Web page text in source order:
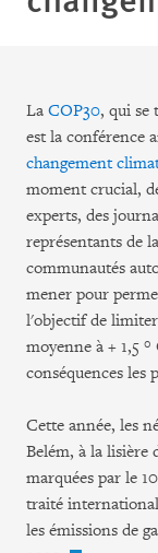
La COP30, qui se
est la conférence
changement
moment crucial,
experts, des
représentants de
communautés
mener pour
l'objectif de limiter
moyenne à + 1,5
conséquences les
Cette année, les
Belém, à la lisière
marquées par le
traité
les émissions de